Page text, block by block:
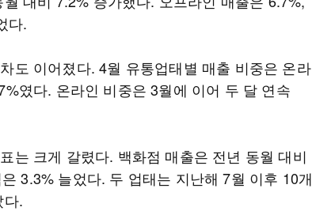
다.
도 이어졌다. 4월 유통업태별 매출 비중은 온라
였다. 온라인 비중은 3월에 이어 두 달 연속
는 크게 갈렸다. 백화점 매출은 전년 동월 대비
3.3% 늘었다. 두 업태는 지난해 7월 이후 10개
다.